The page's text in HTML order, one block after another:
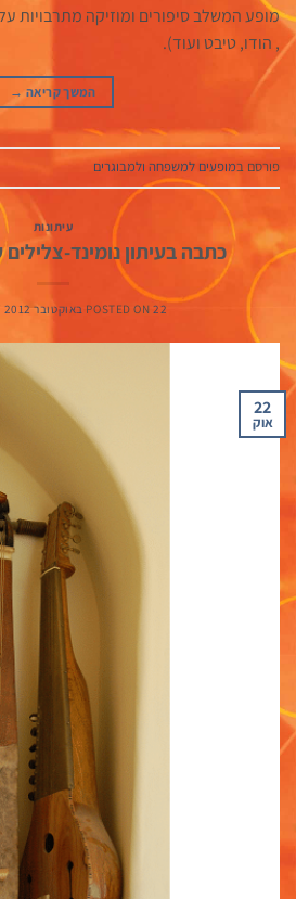
מופע המשלב סיפורים ומוזיקה מתרבויות
, הודו, טיבט ועוד).
המשך קריאה →
פורסם במופעים למשפחה ולמבוגרים
עיתונות
כתבה בעיתון נומינד-צלילים
POSTED ON22 באוקטובר 2012
22
אוק